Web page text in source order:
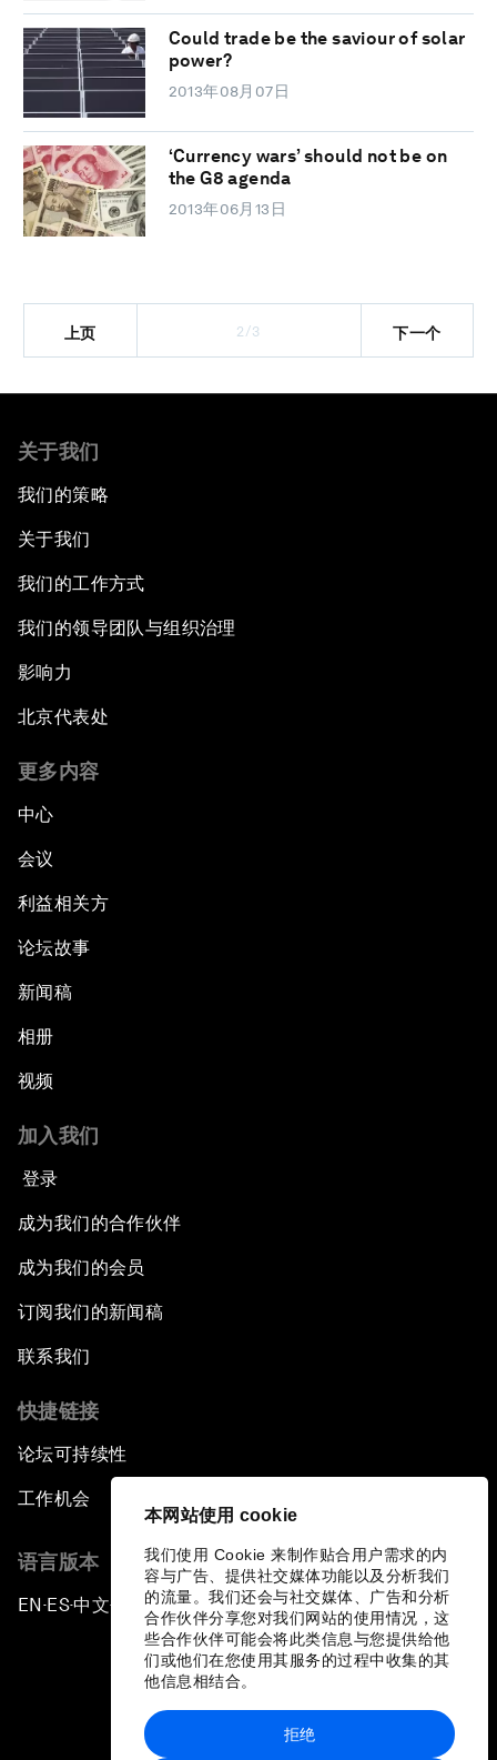
本网站使用 cookie
我们使用 Cookie 来制作贴合用户需求的内
容与广告、提供社交媒体功能以及分析我们
的流量。我们还会与社交媒体、广告和分析
合作伙伴分享您对我们网站的使用情况，这
些合作伙伴可能会将此类信息与您提供给他
们或他们在您使用其服务的过程中收集的其
他信息相结合。
拒绝
Could trade be the saviour of solar
power?
2013年08月07日
‘Currency wars’ should not be on
the G8 agenda
2013年06月13日
上页 2/3 下一个
关于我们
我们的策略
关于我们
我们的工作方式
我们的领导团队与组织治理
影响力
北京代表处
更多内容
中心
会议
利益相关方
论坛故事
新闻稿
相册
视频
加入我们
登录
成为我们的合作伙伴
成为我们的会员
订阅我们的新闻稿
联系我们
快捷链接
论坛可持续性
工作机会
语言版本
EN ▪ES▪中文▪ 日本語